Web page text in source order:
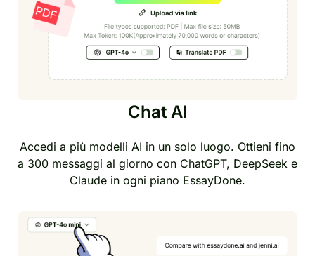
Chat AI
Accedi a più modelli AI in un solo luogo. Ottieni fino
a 300 messaggi al giorno con ChatGPT, DeepSeek e
Claude in ogni piano EssayDone.